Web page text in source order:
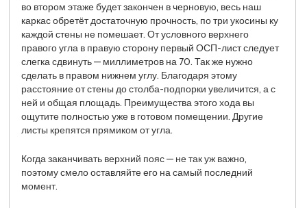
во втором этаже будет закончен в черновую, весь наш
каркас обретёт достаточную прочность, по три укосины ку
каждой стены не помешает. От условного верхнего
правого угла в правую сторону первый ОСП-лист следует
слегка сдвинуть — миллиметров на 70. Так же нужно
сделать в правом нижнем углу. Благодаря этому
расстояние от стены до столба-подпорки увеличится, а с
ней и общая площадь. Преимущества этого хода вы
ощутите полностью уже в готовом помещении. Другие
листы крепятся прямиком от угла.
Когда заканчивать верхний пояс — не так уж важно,
поэтому смело оставляйте его на самый последний
момент.